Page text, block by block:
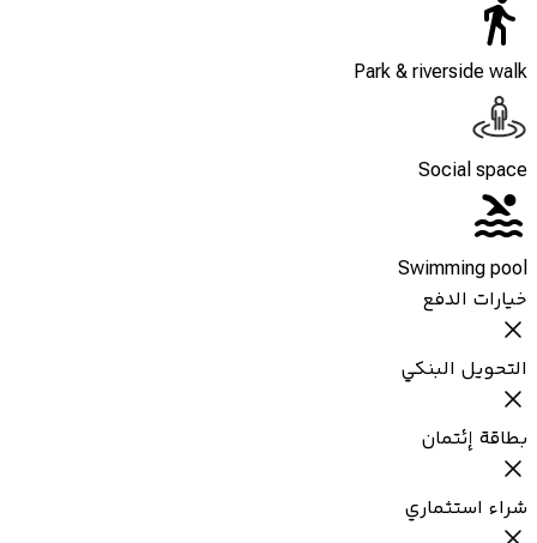
Park & riverside walk
Social space
Swimming pool
خيارات الدفع
التحويل البنكي
بطاقة إئتمان
شراء استثماري